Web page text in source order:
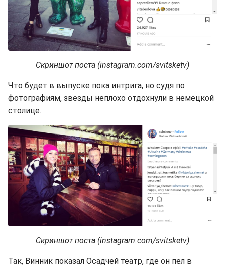
Скриншот поста (instagram.com/svitsketv)
Что будет в выпуске пока интрига, но судя по
фотографиям, звезды неплохо отдохнули в немецкой
столице.
Скриншот поста (instagram.com/svitsketv)
Так, Винник показал Осадчей театр, где он пел в